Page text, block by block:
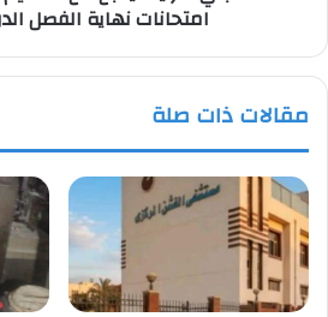
امتحانات نهاية الفصل
مقالات ذات صلة